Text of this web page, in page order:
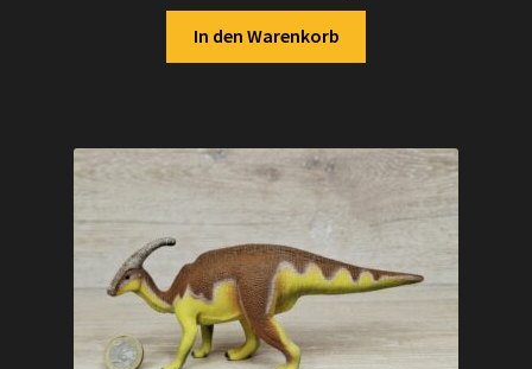
In den Warenkorb